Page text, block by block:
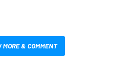
MORE & COMMENT